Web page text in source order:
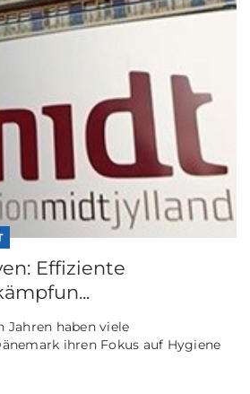
Effiziente
Jahren haben viele
ihren Fokus auf Hygiene